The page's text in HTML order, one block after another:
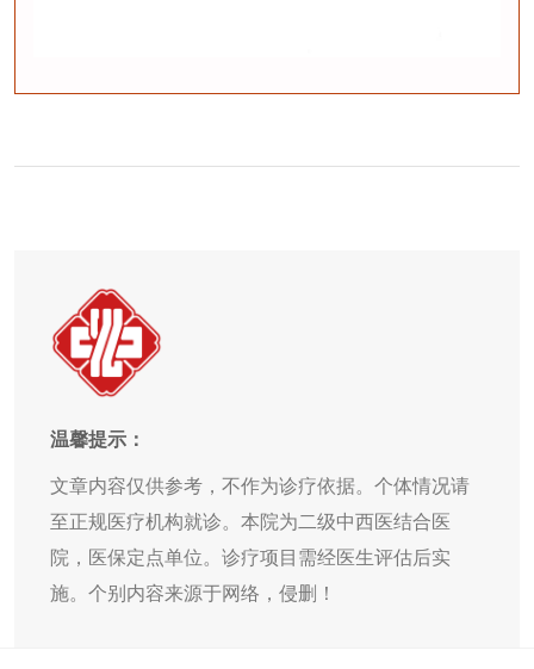
温馨提示：
文章内容仅供参考，不作为诊疗依据。个体情况请
至正规医疗机构就诊。本院为二级中西医结合医
院，医保定点单位。诊疗项目需经医生评估后实
施。个别内容来源于网络，侵删！